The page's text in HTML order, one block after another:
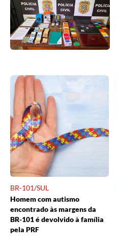
BR-101/SUL
Homem com autismo
encontrado às margens da
BR-101 é devolvido à família
pela PRF